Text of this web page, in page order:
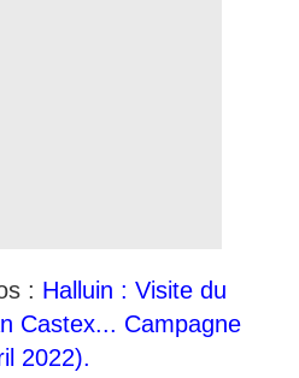
: Halluin : Visite du
Castex... Campagne
2022).